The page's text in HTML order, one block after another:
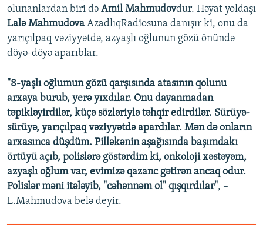
1080p
olunanlardan biri də Amil Mahmudovdur. Həyat yoldaşı
Lalə Mahmudova AzadlıqRadiosuna danışır ki, onu da
yarıçılpaq vəziyyətdə, azyaşlı oğlunun gözü önündə
döyə-döyə aparıblar.
"8-yaşlı oğlumun gözü qarşısında atasının qolunu
arxaya burub, yerə yıxdılar. Onu dayanmadan
təpikləyirdilər, küçə sözləriylə təhqir edirdilər. Sürüyə-
sürüyə, yarıçılpaq vəziyyətdə apardılar. Mən də onların
arxasınca düşdüm. Pilləkənin aşağısında başımdakı
örtüyü açıb, polislərə göstərdim ki, onkoloji xəstəyəm,
azyaşlı oğlum var, evimizə qazanc gətirən ancaq odur.
Polislər məni itələyib, "cəhənnəm ol" qışqırdılar", –
L.Mahmudova belə deyir.